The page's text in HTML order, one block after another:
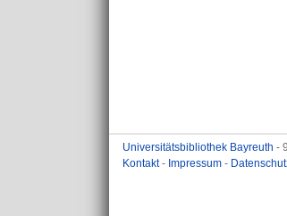
Universitätsbibliothek Bayreuth -
Kontakt- Impressum -